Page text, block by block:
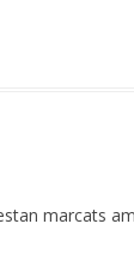
marcats